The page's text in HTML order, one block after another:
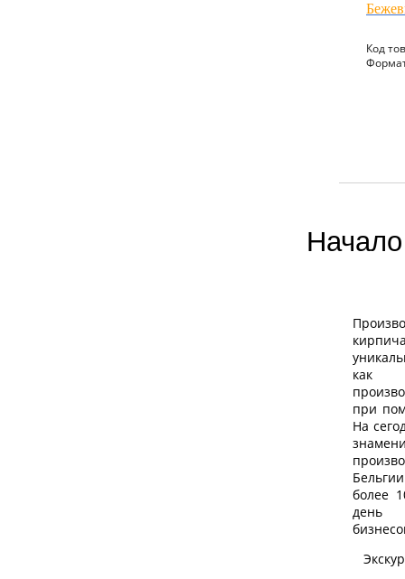
Код
как
при
На
более
день